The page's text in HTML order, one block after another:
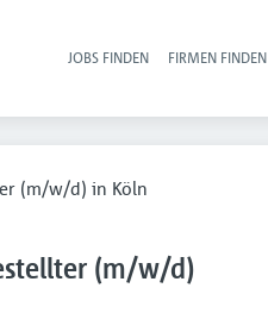
JOBS FINDEN FIRMEN FINDEN
(m/w/d) in Köln
(m/w/d)